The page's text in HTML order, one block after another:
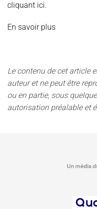
cliquant ici.
En savoir plus
Le contenu de cet article
auteur et ne peut être
ou en partie, sous
autorisation préalable et